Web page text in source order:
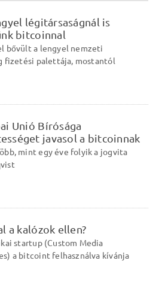
légitársaságnál is
bitcoinnal
bővült a lengyel nemzeti
fizetési palettája, mostantól
Unió Bírósága
javasol a bitcoinnak
mint egy éve folyik a jogvita
a kalózok ellen?
startup (Custom Media
a bitcoint felhasználva kívánja